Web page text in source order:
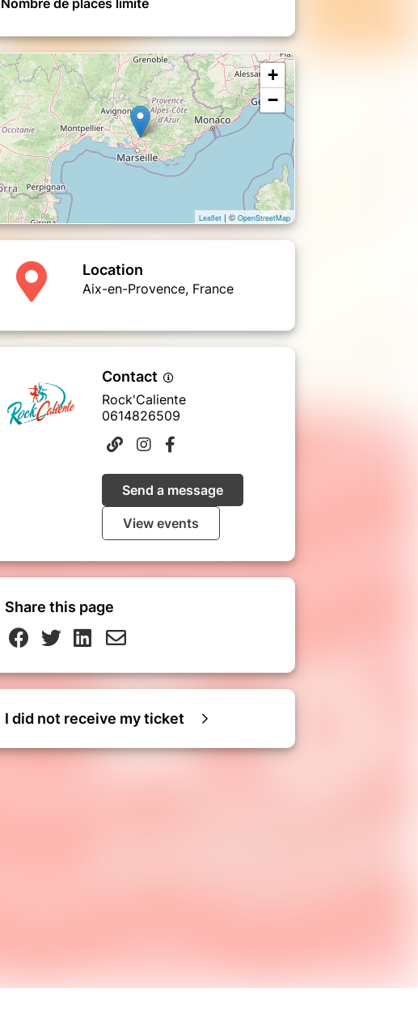
Nombre de places limité
+
−
Leaflet | © OpenStreetMap
Location
Aix-en-Provence, France
Contact
Rock'Caliente
0614826509
Send a message
View events
Share this page
I did not receive my ticket